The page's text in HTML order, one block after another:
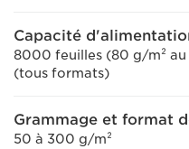
Capacité
8000 feuilles (80 g/m²
(tous formats)
Grammage et format
50 à 300 g/m²